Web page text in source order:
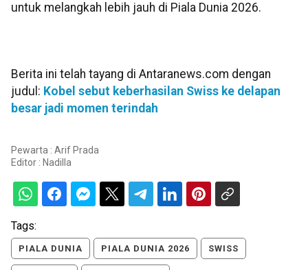
untuk melangkah lebih jauh di Piala Dunia 2026.
Berita ini telah tayang di Antaranews.com dengan
judul: Kobel sebut keberhasilan Swiss ke delapan
besar jadi momen terindah
Pewarta : Arif Prada
Editor : Nadilla
Tags:
PIALA DUNIA PIALA DUNIA 2026 SWISS